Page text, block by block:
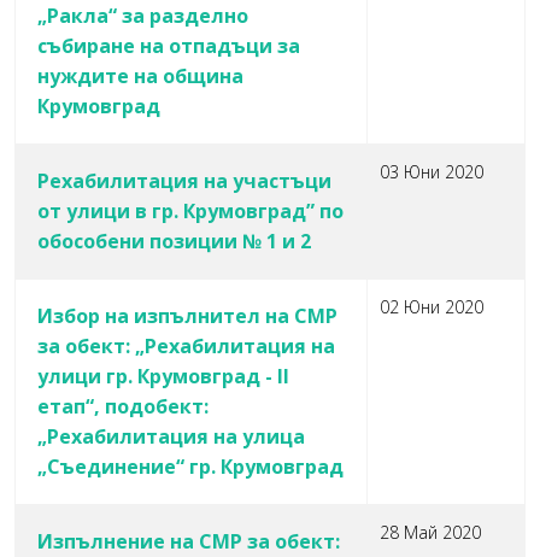
„Ракла“ за разделно
събиране на отпадъци за
нуждите на община
Крумовград
Рехабилитация на участъци
от улици в гр. Крумовград” по
обособени позиции № 1 и 2
03 Юни 2020
Избор на изпълнител на СМР
за обект: „Рехабилитация на
улици гр. Крумовград - II
етап“, подобект:
„Рехабилитация на улица
„Съединение“ гр. Крумовград
02 Юни 2020
Изпълнение на СМР за обект:
28 Май 2020